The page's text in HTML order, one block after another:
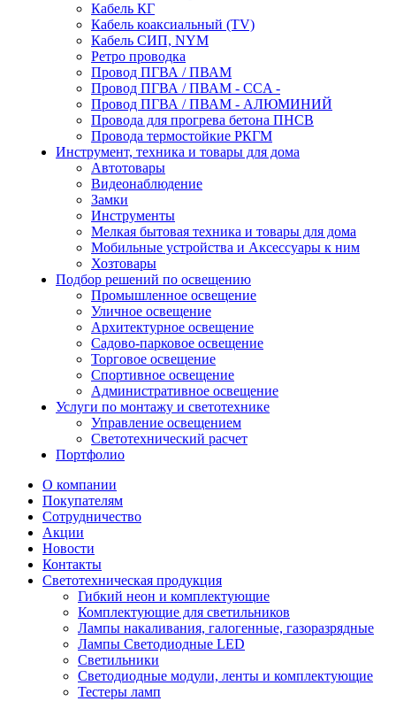
Кабель КГ
Кабель коаксиальный (TV)
Кабель СИП, NYM
Ретро проводка
Провод ПГВА / ПВАМ
Провод ПГВА / ПВАМ - CCA -
Провод ПГВА / ПВАМ - АЛЮМИНИЙ
Провода для прогрева бетона ПНСВ
Провода термостойкие РКГМ
Инструмент, техника и товары для дома
Автотовары
Видеонаблюдение
Замки
Инструменты
Мелкая бытовая техника и товары для дома
Мобильные устройства и Аксессуары к ним
Хозтовары
Подбор решений по освещению
Промышленное освещение
Уличное освещение
Архитектурное освещение
Садово-парковое освещение
Торговое освещение
Спортивное освещение
Административное освещение
Услуги по монтажу и светотехнике
Управление освещением
Светотехнический расчет
Портфолио
О компании
Покупателям
Сотрудничество
Акции
Новости
Контакты
Светотехническая продукция
Гибкий неон и комплектующие
Комплектующие для светильников
Лампы накаливания, галогенные, газоразрядные
Лампы Светодиодные LED
Светильники
Светодиодные модули, ленты и комплектующие
Тестеры ламп